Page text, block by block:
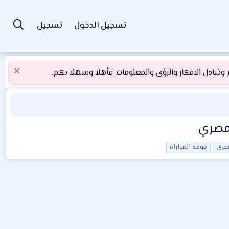
تسجيل الدخول تسجيل
الافكار والرؤى والمعلومات. فأهلاَ وسهلاَ بكم.
موعد المباراة